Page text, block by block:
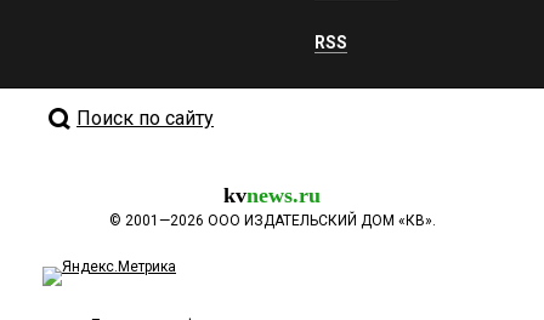
RSS
Поиск по сайту
kvnews.ru
© 2001—2026 ООО ИЗДАТЕЛЬСКИЙ ДОМ «КВ».